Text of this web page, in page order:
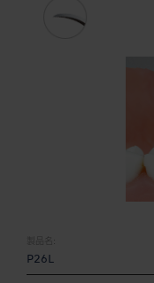
製品名:
P26L